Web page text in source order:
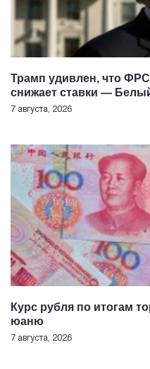
Трамп удивлен, что
снижает ставки —
7 августа, 2026
Курс рубля по итогам
юаню
7 августа, 2026